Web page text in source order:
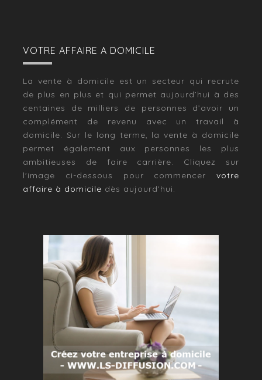
VOTRE AFFAIRE A DOMICILE
La vente à domicile est un secteur qui recrute
de plus en plus et qui permet aujourd’hui à des
centaines de milliers de personnes d’avoir un
complément de revenu avec un travail à
domicile. Sur le long terme, la vente à domicile
permet également aux personnes les plus
ambitieuses de faire carrière. Cliquez sur
l'image ci-dessous pour commencer votre
affaire à domicile dès aujourd'hui.